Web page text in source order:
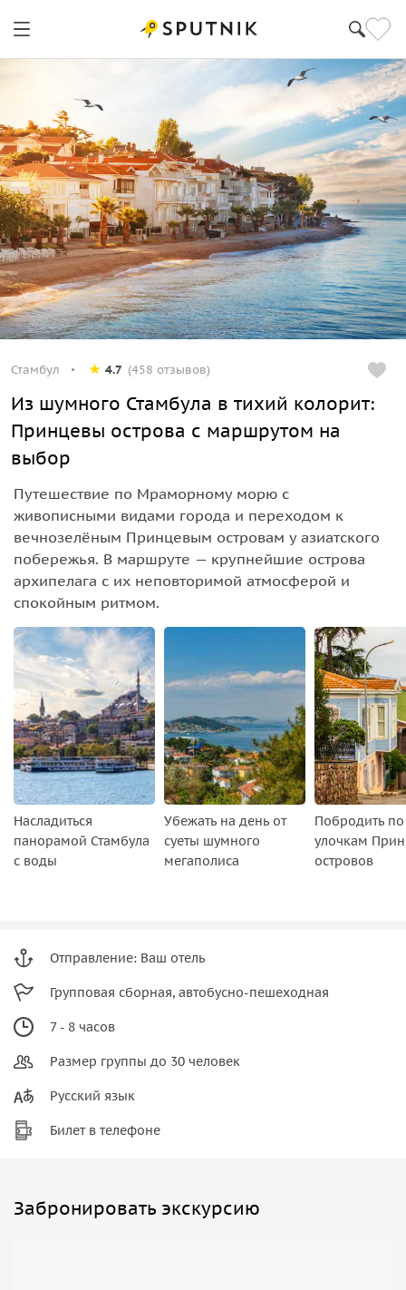
Стамбул 4.7 (458 отзывов)
Из шумного Стамбула в тихий колорит:
Принцевы острова с маршрутом на
выбор
Путешествие по Мраморному морю с
живописными видами города и переходом к
вечнозелёным Принцевым островам у азиатского
побережья. В маршруте — крупнейшие острова
архипелага с их неповторимой атмосферой и
спокойным ритмом.
Насладиться
панорамой Стамбула
с воды
Убежать на день от
суеты шумного
мегаполиса
Побродить
улочкам
островов
Отправление: Ваш отель
Групповая сборная, автобусно-пешеходная
7 - 8 часов
Размер группы до 30 человек
Русский язык
Билет в телефоне
Забронировать экскурсию